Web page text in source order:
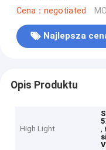
Cena：negotiated
Najlepsza
Opis Produktu
High Light
,